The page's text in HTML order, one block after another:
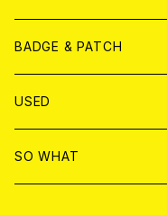
T-shirt & WEAR
ANALOG
T-SHIRT & WEAR
DVD
BADGE & PATCH
BADGE
PATCH
USED
書籍
SO WHAT